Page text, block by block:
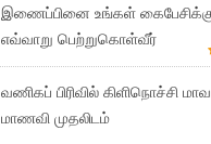
இணைப்பினை உங்கள்
எவ்வாறு பெற்றுகொள்வீர்
வணிகப் பிரிவில் கிளிநொச்சி
மாணவி முதலிடம்